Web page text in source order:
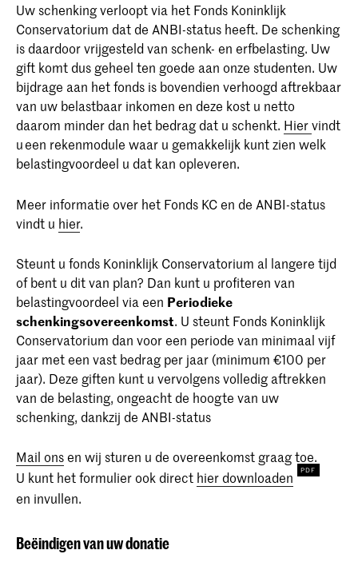
Uw schenking verloopt via het Fonds Koninklijk
Conservatorium dat de ANBI-status heeft. De schenking
is daardoor vrijgesteld van schenk- en erfbelasting. Uw
gift komt dus geheel ten goede aan onze studenten. Uw
bijdrage aan het fonds is bovendien verhoogd aftrekbaar
van uw belastbaar inkomen en deze kost u netto
daarom minder dan het bedrag dat u schenkt. Hiervindt
u een rekenmodule waar u gemakkelijk kunt zien welk
belastingvoordeel u dat kan opleveren.
Meer informatie over het Fonds KC en de ANBI-status
vindt u hier.
Steunt u fonds Koninklijk Conservatorium al langere tijd
of bent u dit van plan? Dan kunt u profiteren van
belastingvoordeel via een Periodieke
schenkingsovereenkomst. U steunt Fonds Koninklijk
Conservatorium dan voor een periode van minimaal vijf
jaar met een vast bedrag per jaar (minimum €100 per
jaar). Deze giften kunt u vervolgens volledig aftrekken
van de belasting, ongeacht de hoogte van uw
schenking, dankzij de ANBI-status
Mail onsen wij sturen u de overeenkomst graag toe.
U kunt het formulier ook direct hier downloaden
en invullen.
Beëindigen van uw donatie